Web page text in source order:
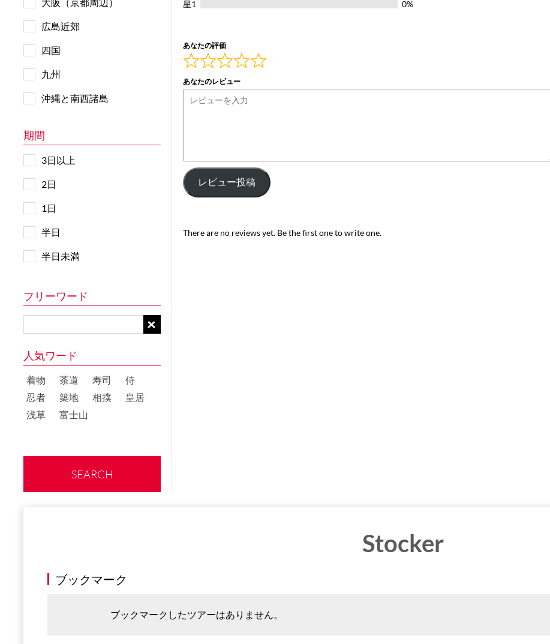
広島近郊
四国
九州
沖縄と南西諸島
期間
3日以上
2日
1日
半日
半日未満
フリーワード
人気ワード
着物 茶道 寿司
侍
忍者
築地 相撲
皇居
浅草
富士山
SEARCH
星1
0%
あなたの評価
あなたのレビュー
レビュー投稿
There are no reviews yet. Be the first one to write one.
Stocker
ブックマーク
ブックマークしたツアーはありません。